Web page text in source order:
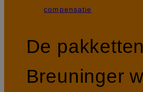
compensatie
De
Breuninger